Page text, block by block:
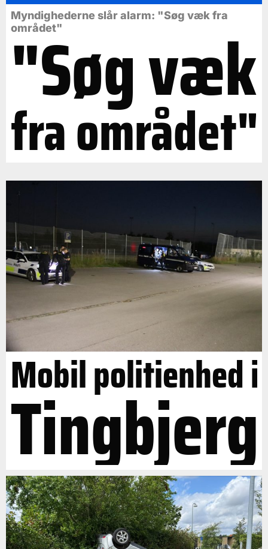
Myndighederne slår alarm: "Søg væk fra
området"
"Søg væk
fra området"
Mobil politienhed i
Tingbjerg